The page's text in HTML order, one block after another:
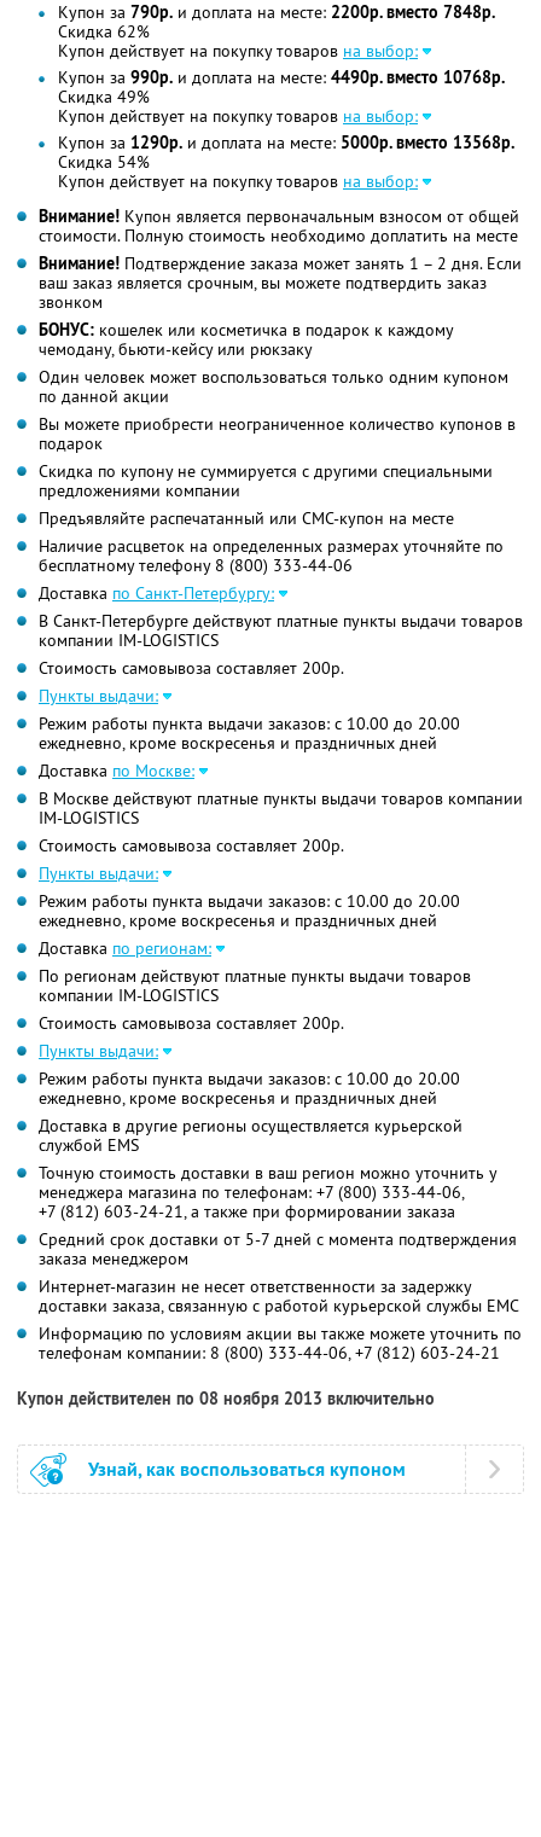
Купон за 790р. и доплата на месте: 2200р. вместо 7848р.
Скидка 62%
Купон действует на покупку товаров на выбор:
Купон за 990р. и доплата на месте: 4490р. вместо 10768р.
Скидка 49%
Купон действует на покупку товаров на выбор:
Купон за 1290р. и доплата на месте: 5000р. вместо 13568р.
Скидка 54%
Купон действует на покупку товаров на выбор:
Внимание! Купон является первоначальным взносом от общей
стоимости. Полную стоимость необходимо доплатить на месте
Внимание! Подтверждение заказа может занять 1 – 2 дня. Если
ваш заказ является срочным, вы можете подтвердить заказ
звонком
БОНУС: кошелек или косметичка в подарок к каждому
чемодану, бьюти-кейсу или рюкзаку
Один человек может воспользоваться только одним купоном
по данной акции
Вы можете приобрести неограниченное количество купонов в
подарок
Скидка по купону не суммируется с другими специальными
предложениями компании
Предъявляйте распечатанный или СМС-купон на месте
Наличие расцветок на определенных размерах уточняйте по
бесплатному телефону 8 (800) 333-44-06
Доставка по Санкт-Петербургу:
В Санкт-Петербурге действуют платные пункты выдачи товаров
компании IM-LOGISTICS
Стоимость самовывоза составляет 200р.
Пункты выдачи:
Режим работы пункта выдачи заказов: с 10.00 до 20.00
ежедневно, кроме воскресенья и праздничных дней
Доставка по Москве:
В Москве действуют платные пункты выдачи товаров компании
IM-LOGISTICS
Стоимость самовывоза составляет 200р.
Пункты выдачи:
Режим работы пункта выдачи заказов: с 10.00 до 20.00
ежедневно, кроме воскресенья и праздничных дней
Доставка по регионам:
По регионам действуют платные пункты выдачи товаров
компании IM-LOGISTICS
Стоимость самовывоза составляет 200р.
Пункты выдачи:
Режим работы пункта выдачи заказов: с 10.00 до 20.00
ежедневно, кроме воскресенья и праздничных дней
Доставка в другие регионы осуществляется курьерской
службой EMS
Точную стоимость доставки в ваш регион можно уточнить у
менеджера магазина по телефонам: +7 (800) 333-44-06,
+7 (812) 603-24-21,а также при формировании заказа
Средний срок доставки от 5-7 дней с момента подтверждения
заказа менеджером
Интернет-магазин не несет ответственности за задержку
доставки заказа, связанную с работой курьерской службы ЕМС
Информацию по условиям акции вы также можете уточнить по
телефонам компании: 8 (800) 333-44-06, +7 (812) 603-24-21
Купон действителен по 08 ноября 2013 включительно
Узнай, как воспользоваться купоном